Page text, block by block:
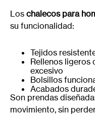
Los chalecos para
su funcionalidad:
Tejidos
Rellenos ligeros
excesivo
Bolsillos
Acabados
Son prendas
movimiento, sin